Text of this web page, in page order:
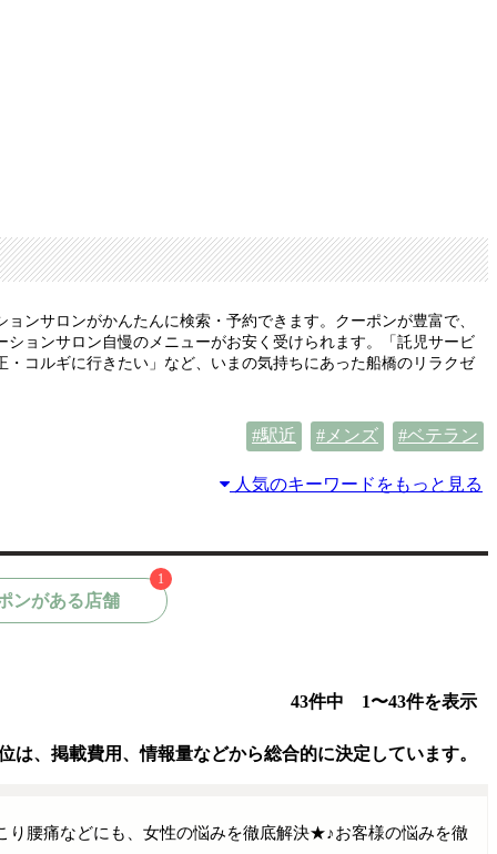
ンサロンがかんたんに検索・予約できます。クーポンが豊富で、
ョンサロン自慢のメニューがお安く受けられます。「託児サービ
コルギに行きたい」など、いまの気持ちにあった船橋のリラクゼ
駅近 メンズ ベテラン
人気のキーワードをもっと見る
ンがある店舗
1
43件中 1〜43件を表示
は、掲載費用、情報量などから総合的に決定しています。
腰痛などにも、女性の悩みを徹底解決★♪お客様の悩みを徹